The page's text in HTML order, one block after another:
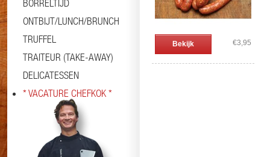
BORRELTIJD
ONTBIJT/LUNCH/BRUNCH
TRUFFEL
TRAITEUR (TAKE-AWAY)
DELICATESSEN
* VACATURE CHEFKOK *
Bekijk €3,95